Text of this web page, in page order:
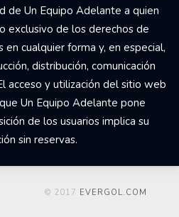
de Un Equipo Adelante a quien
exclusivo de los derechos de
cualquier forma y, en especial,
distribución, comunicación
acceso y utilización del sitio web
Un Equipo Adelante pone
de los usuarios implica su
sin reservas.
© 2017 EVERGOL.COM